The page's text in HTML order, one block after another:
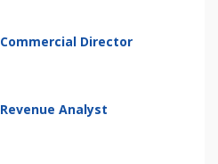
Commercial Director
Revenue Analyst